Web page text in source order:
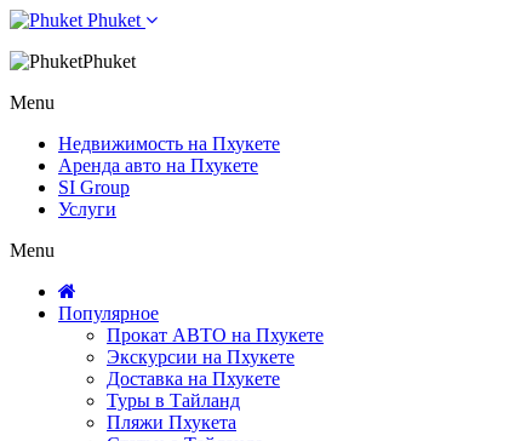
Phuket
Phuket
Menu
Недвижимость на Пхукете
Аренда авто на Пхукете
SI Group
Услуги
Menu
Популярное
Прокат АВТО на Пхукете
Экскурсии на Пхукете
Доставка на Пхукете
Туры в Тайланд
Пляжи Пхукета